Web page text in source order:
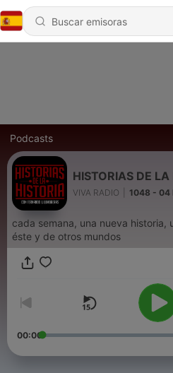
Podcasts
HISTORIAS DE LA
VIVA RADIO 1048 - 04
cada semana, una nueva historia,
éste y de otros mundos
00:00